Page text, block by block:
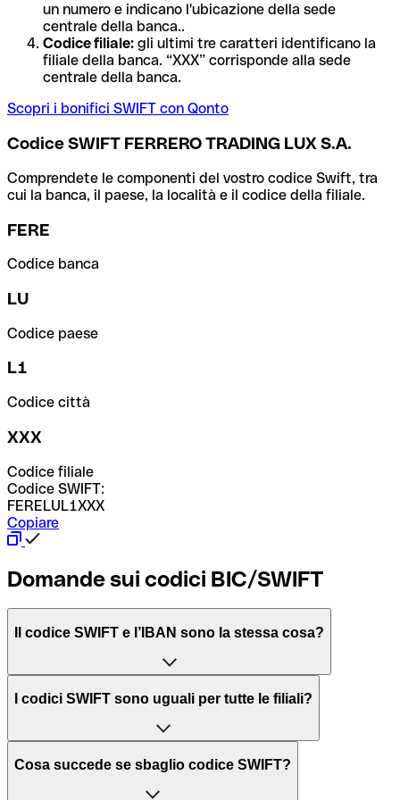
un numero e indicano l'ubicazione della sede
centrale della banca..
Codice filiale: gli ultimi tre caratteri identificano la
filiale della banca. “XXX” corrisponde alla sede
centrale della banca.
Scopri i bonifici SWIFT con Qonto
Codice SWIFT FERRERO TRADING LUX S.A.
Comprendete le componenti del vostro codice Swift, tra
cui la banca, il paese, la località e il codice della filiale.
FERE
Codice banca
LU
Codice paese
L1
Codice città
XXX
Codice filiale
Codice SWIFT:
FERELUL1XXX
Copiare
Domande sui codici BIC/SWIFT
Il codice SWIFT e l’IBAN sono la stessa cosa?
L'acronimo SWIFT sta per “Society for Worldwide
per l’elaborazione dei pagamenti tra diversi Paesi.
Il BIC, invece, sta per “Bank Identifier Code” ed è una
I codici SWIFT sono uguali per tutte le filiali?
Dipende dalle banche. In alcuni casi le banche utilizzano
Cosa succede se sbaglio codice SWIFT?